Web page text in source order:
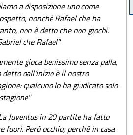
a disposizione uno come
nonchè Rafael che ha
non è detto che non giochi.
che Rafael"
gioca benissimo senza palla,
detto dall'inizio è il nostro
qualcuno lo ha giudicato solo
Juventus in 20 partite ha fatto
fuori. Però occhio, perchè in casa